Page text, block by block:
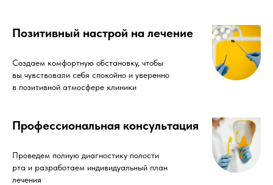
Позитивный настрой на лечение
Создаем комфортную обстановку, чтобы
вы чувствовали себя спокойно и уверенно
в позитивной атмосфере клиники
Профессиональная консультация
Проведем полную диагностику полости
рта и разработаем индивидуальный план
лечения